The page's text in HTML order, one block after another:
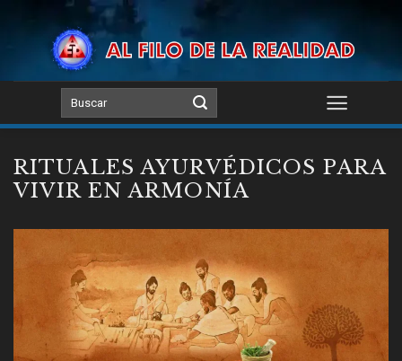
RITUALES AYURVÉDICOS PARA
VIVIR EN ARMONÍA